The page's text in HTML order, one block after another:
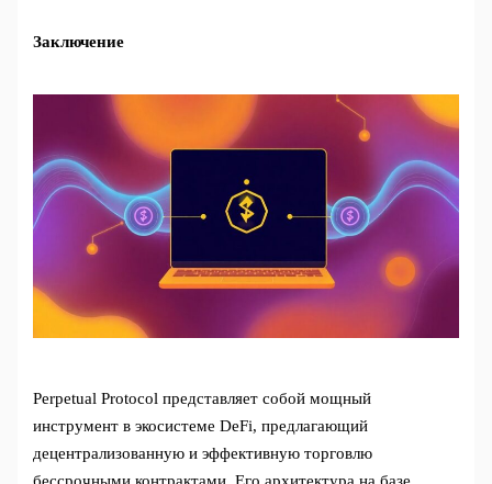
Заключение
Perpetual Protocol представляет собой мощный
инструмент в экосистеме DeFi, предлагающий
децентрализованную и эффективную торговлю
бессрочными контрактами. Его архитектура на базе